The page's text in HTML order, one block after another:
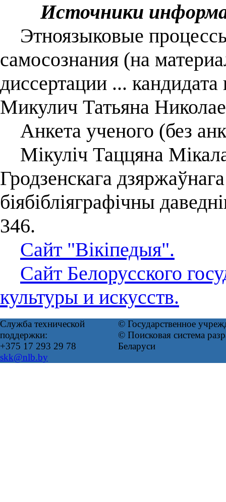
Источники
Этноязыковые
самосознания (на
диссертации ...
Микулич Татьяна
Анкета ученого (без
Мікуліч Таццяна
Гродзенскага
біябібліяграфічны
346.
Сайт "Вікіпедыя".
Сайт Белорусского
культуры и искусств.
Служба технической
поддержки:
+375 17 293 29 78
skk@nlb.by
© Государственное
© Поисковая система
Беларуси